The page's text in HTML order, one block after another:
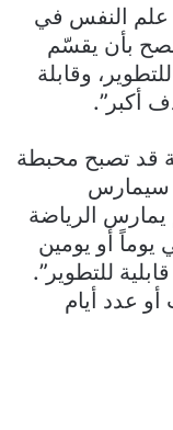
النفس في
بأن يقسّم
وقابلة
أكبر”.
قد تصبح محبطة
سيمارس
يمارس الرياضة
يوماً أو يومين
للتطوير”.
عدد أيام